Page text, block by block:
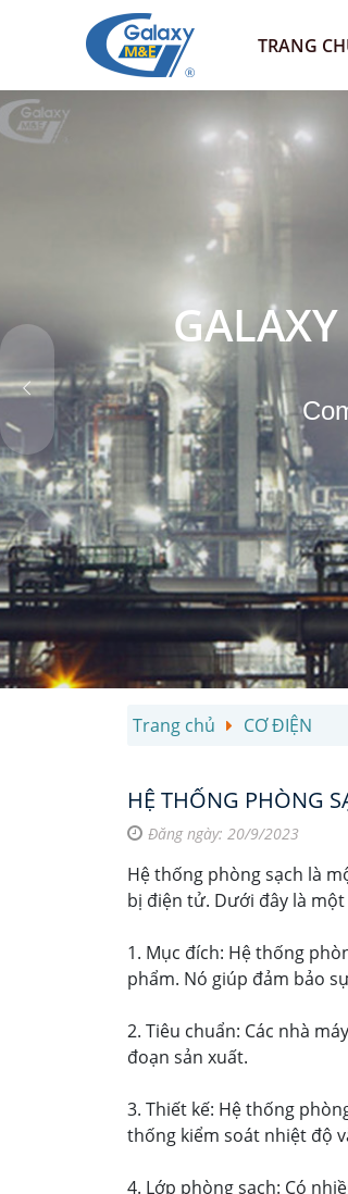
TRANG
Trang chủ CƠ ĐIỆN
HỆ THỐNG PHÒNG
Đăng ngày: 20/9/2023
Hệ thống phòng sạch là
bị điện tử. Dưới đây là
1. Mục đích: Hệ thống
phẩm. Nó giúp đảm bảo
2. Tiêu chuẩn: Các nhà
đoạn sản xuất.
3. Thiết kế: Hệ thống
thống kiểm soát nhiệt độ
4. Lớp phòng sạch: Có